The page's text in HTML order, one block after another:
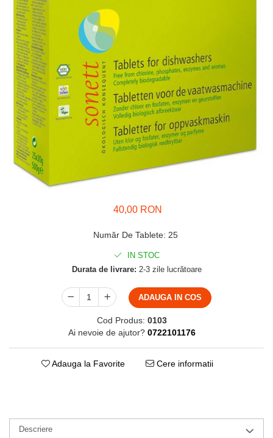
40,00 RON
Număr De Tablete: 25
IN STOC
Durata de livrare: 2-3 zile lucrătoare
ADAUGA IN COS
Cod Produs: 0103
Ai nevoie de ajutor? 0722101176
Adauga la Favorite Cere informatii
Descriere